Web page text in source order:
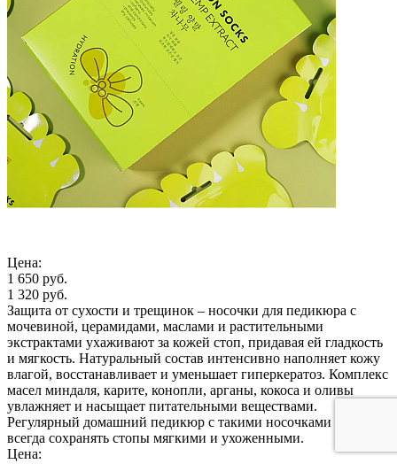
Цена:
1 650 руб.
1 320 руб.
Защита от сухости и трещинок – носочки для педикюра с
мочевиной, церамидами, маслами и растительными
экстрактами ухаживают за кожей стоп, придавая ей гладкость
и мягкость. Натуральный состав интенсивно наполняет кожу
влагой, восстанавливает и уменьшает гиперкератоз. Комплекс
масел миндаля, карите, конопли, арганы, кокоса и оливы
увлажняет и насыщает питательными веществами.
Регулярный домашний педикюр с такими носочками поможет
всегда сохранять стопы мягкими и ухоженными.
Цена: